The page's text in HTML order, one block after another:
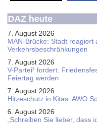
DAZ heute
7. August 2026
MAN-Brücke: Stadt reagiert
Verkehrsbeschränkungen
7. August 2026
V-Partei­³ fordert:
Feier­tag werden
7. August 2026
Hitzeschutz in Kitas: AWO
6. August 2026
„Schreiben Sie lieber,